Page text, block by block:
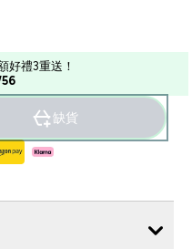
好禮3重送！
缺貨